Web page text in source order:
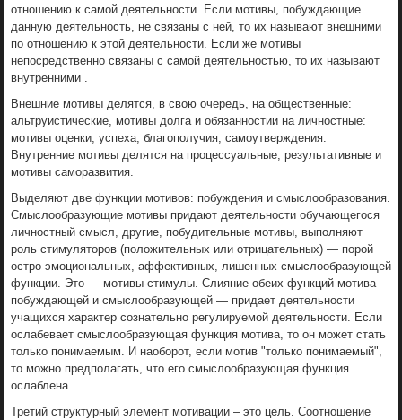
отношению к самой деятельности. Если мотивы, побуждающие
данную деятельность, не связаны с ней, то их называют внешними
по отношению к этой деятельности. Если же мотивы
непосредственно связаны с самой деятельностью, то их называют
внутренними .
Внешние мотивы делятся, в свою очередь, на общественные:
альтруистические, мотивы долга и обязанностии на личностные:
мотивы оценки, успеха, благополучия, самоутверждения.
Внутренние мотивы делятся на процессуальные, результативные и
мотивы саморазвития.
Выделяют две функции мотивов: побуждения и смыслообразования.
Смыслообразующие мотивы придают деятельности обучающегося
личностный смысл, другие, побудительные мотивы, выполняют
роль стимуляторов (положительных или отрицательных) — порой
остро эмоциональных, аффективных, лишенных смыслообразующей
функции. Это — мотивы-стимулы. Слияние обеих функций мотива —
побуждающей и смыслообразующей — придает деятельности
учащихся характер сознательно регулируемой деятельности. Если
ослабевает смыслообразующая функция мотива, то он может стать
только понимаемым. И наоборот, если мотив "только понимаемый",
то можно предполагать, что его смыслообразующая функция
ослаблена.
Третий структурный элемент мотивации – это цель. Соотношение